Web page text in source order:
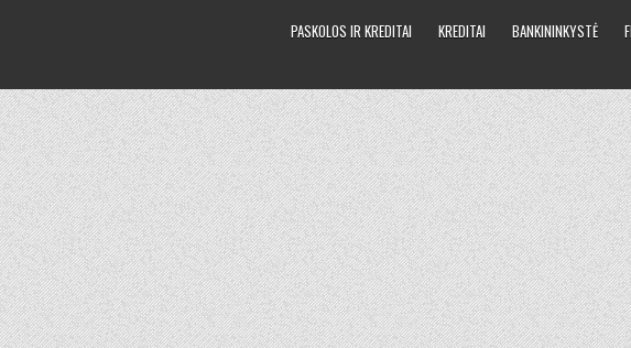
PASKOLOS IR KREDITAI KREDITAI BANKININKYSTĖ